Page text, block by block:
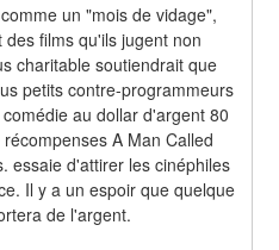
un "mois de vidage",
films qu'ils jugent non
charitable soutiendrait que
petits contre-programmeurs
au dollar d'argent 80
A Man Called
essaie d'attirer les cinéphiles
Il y a un espoir que quelque
de l'argent.